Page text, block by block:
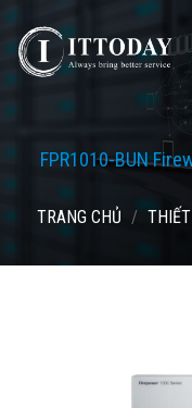
content
FPR1010-BUN
TRANG CHỦ /